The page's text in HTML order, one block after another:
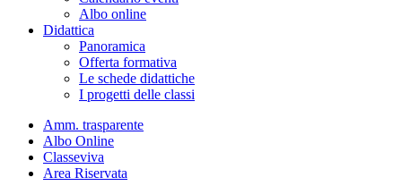
Albo online
Didattica
Panoramica
Offerta formativa
Le schede didattiche
I progetti delle classi
Amm. trasparente
Albo Online
Classeviva
Area Riservata